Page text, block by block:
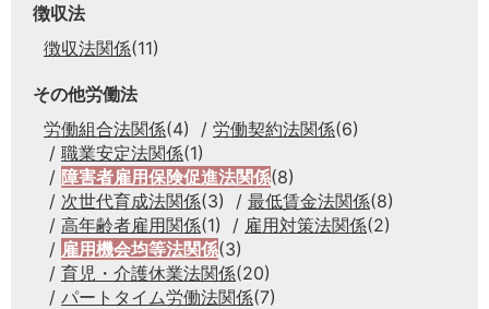
徴収法
徴収法関係(11)
その他労働法
労働組合法関係(4) 労働契約法関係(6)
職業安定法関係(1)
障害者雇用保険促進法関係(8)
次世代育成法関係(3) 最低賃金法関係(8)
高年齢者雇用関係(1) 雇用対策法関係(2)
雇用機会均等法関係(3)
育児・介護休業法関係(20)
パートタイム労働法関係(7)